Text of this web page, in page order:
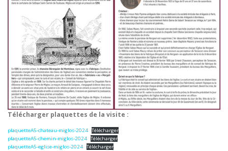
Télécharger plaquettes de la visite :
plaquetteA5-chateau-miglos-2024 Télécharger
plaquetteA5-chemin-miglos-2024 Télécharger
plaquetteA5-eglise-miglos-2024 Télécharger